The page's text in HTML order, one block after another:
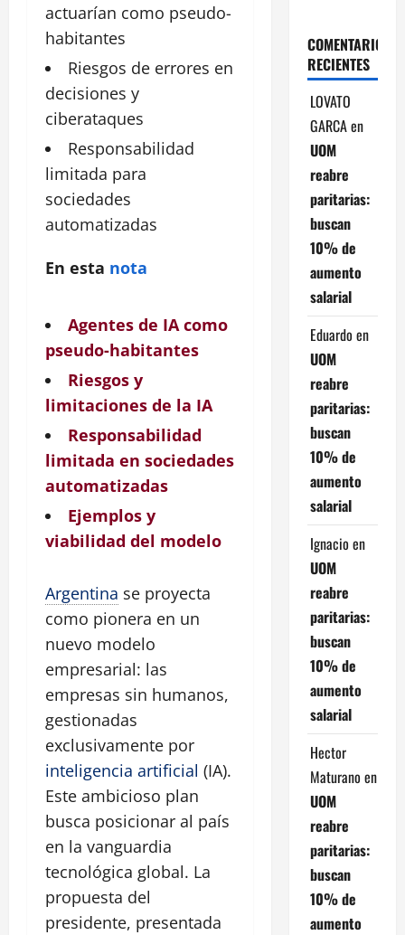
actuarían como pseudo-
habitantes
Riesgos de errores en
decisiones y
ciberataques
Responsabilidad
limitada para
sociedades
automatizadas
En esta nota
Agentes de IA como
pseudo-habitantes
Riesgos y
limitaciones de la IA
Responsabilidad
limitada en sociedades
automatizadas
Ejemplos y
viabilidad del modelo
Argentina se proyecta
como pionera en un
nuevo modelo
empresarial: las
empresas sin humanos,
gestionadas
exclusivamente por
inteligencia artificial (IA).
Este ambicioso plan
busca posicionar al país
en la vanguardia
tecnológica global. La
propuesta del
presidente, presentada
COMENTARIOS
RECIENTES
LOVATO
GARCAen
UOM
reabre
paritarias:
buscan
10% de
aumento
salarial
Eduardo en
UOM
reabre
paritarias:
buscan
10% de
aumento
salarial
Ignacio en
UOM
reabre
paritarias:
buscan
10% de
aumento
salarial
Hector
Maturano en
UOM
reabre
paritarias:
buscan
10% de
aumento